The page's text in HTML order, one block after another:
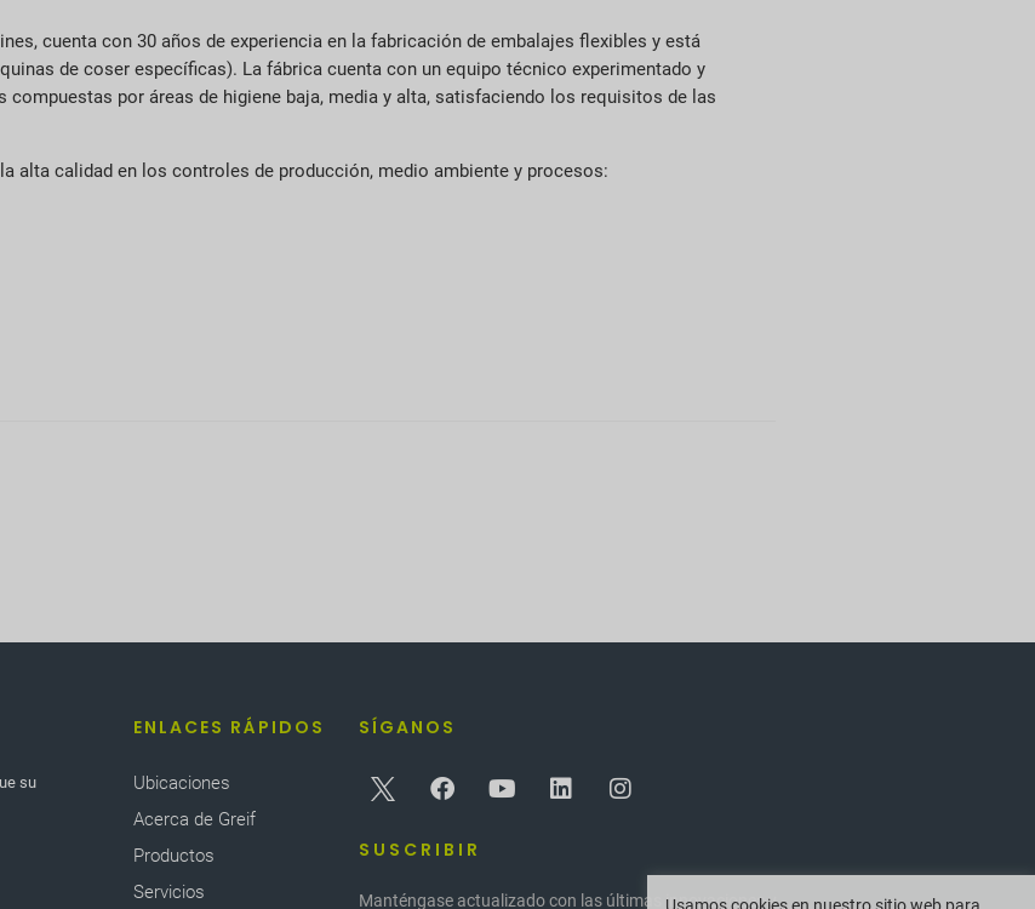
cuenta con 30 años de experiencia en la fabricación de embalajes flexibles y está
de coser específicas). La fábrica cuenta con un equipo técnico experimentado y
por áreas de higiene baja, media y alta, satisfaciendo los requisitos de las
alta calidad en los controles de producción, medio ambiente y procesos:
su
ENLACES RÁPIDOS
Ubicaciones
Acerca de Greif
Productos
Servicios
SÍGANOS
SUSCRIBIR
Manténgase actualizado con las últimas innovaciones y